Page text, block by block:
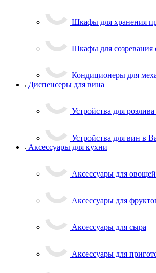
Шкафы для хранения
Шкафы для созревания
Кондиционеры для
Диспенсеры для вина
Устройства для
Устройства для вин в
Аксессуары для кухни
Аксессуары для овощей
Аксессуары для
Аксессуары для сыра
Аксессуары для